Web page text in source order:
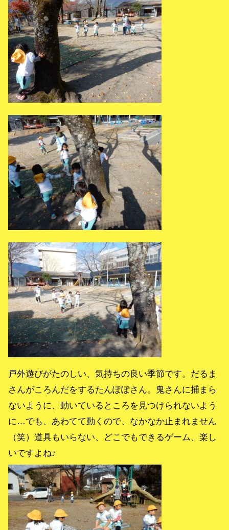
戸外遊びがたのしい、気持ちの良い季節です。だるま
さんがころんだをするたんぽぽさん。鬼さんに捕まら
ないように、動いているところを見つけられないよう
に…でも、あわてて動くので、なかなか止まれません
（笑）道具もいらない、どこでもできるゲーム、楽し
いですよね♪